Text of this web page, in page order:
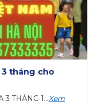
3 tháng cho
THÁNG 1...Xem